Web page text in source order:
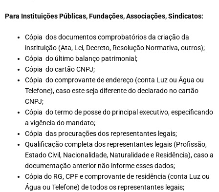
Para Instituições Públicas, Fundações, Associações, Sindicatos:
Cópia dos documentos comprobatórios da criação da
instituição (Ata, Lei, Decreto, Resolução Normativa, outros);
Cópia do último balanço patrimonial;
Cópia do cartão CNPJ;
Cópia do comprovante de endereço (conta Luz ou Água ou
Telefone), caso este seja diferente do declarado no cartão
CNPJ;
Cópia do termo de posse do principal executivo, especificando
a vigência do mandato;
Cópia das procurações dos representantes legais;
Qualificação completa dos representantes legais (Profissão,
Estado Civil, Nacionalidade, Naturalidade e Residência), caso a
documentação anterior não informe esses dados;
Cópia do RG, CPF e comprovante de residência (conta Luz ou
Água ou Telefone) de todos os representantes legais;